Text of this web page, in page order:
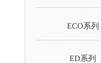
ECO系列
ED系列